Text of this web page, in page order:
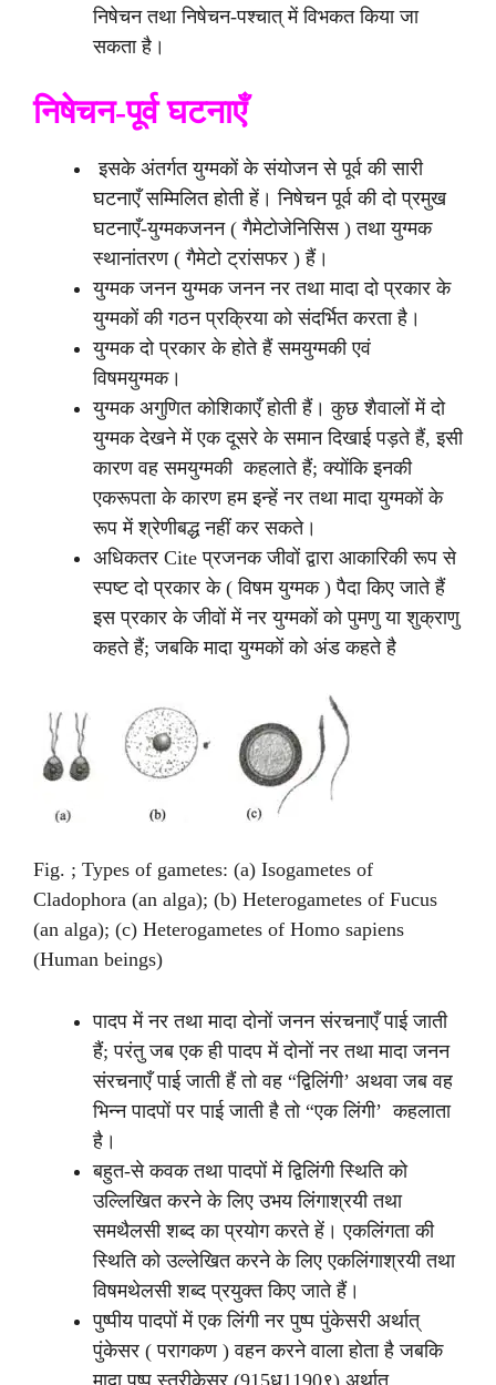
निषेचन तथा निषेचन-पश्चात्‌ में विभकत किया जा
सकता है।
निषेचन-पूर्व घटनाएँ
इसके अंतर्गत युग्मकों के संयोजन से पूर्व की सारी
घटनाएँ सम्मिलित होती हें। निषेचन पूर्व की दो प्रमुख
घटनाएँ-युग्मकजनन ( गैमेटोजेनिसिस ) तथा युग्मक
स्थानांतरण ( गैमेटो ट्रांसफर ) हैं।
युग्मक जनन युग्मक जनन नर तथा मादा दो प्रकार के
युग्मकों की गठन प्रक्रिया को संदर्भित करता है।
युग्मक दो प्रकार के होते हैं समयुग्मकी एवं
विषमयुग्मक।
युग्मक अगुणित कोशिकाएँ होती हैं। कुछ शैवालों में दो
युग्मक देखने में एक दूसरे के समान दिखाई पड़ते हैं, इसी
कारण वह समयुग्मकी कहलाते हैं; क्योंकि इनकी
एकरूपता के कारण हम इन्हें नर तथा मादा युग्मकों के
रूप में श्रेणीबद्ध नहीं कर सकते।
अधिकतर Cite प्रजनक जीवों द्वारा आकारिकी रूप से
स्पष्ट दो प्रकार के ( विषम युग्मक ) पैदा किए जाते हैं
इस प्रकार के जीवों में नर युग्मकों को पुमणु या शुक्राणु
कहते हैं; जबकि मादा युग्मकों को अंड कहते है
Fig. ; Types of gametes: (a) Isogametes of
Cladophora (an alga); (b) Heterogametes of Fucus
(an alga); (c) Heterogametes of Homo sapiens
(Human beings)
पादप में नर तथा मादा दोनों जनन संरचनाएँ पाई जाती
हैं; परंतु जब एक ही पादप में दोनों नर तथा मादा जनन
संरचनाएँ पाई जाती हैं तो वह “द्विलिंगी’ अथवा जब वह
भिन्‍न पादपों पर पाई जाती है तो “एक लिंगी’ कहलाता
है।
बहुत-से कवक तथा पादपों में द्विलिंगी स्थिति को
उल्लिखित करने के लिए उभय लिंगाश्रयी तथा
समथैलसी शब्द का प्रयोग करते हें। एकलिंगता की
स्थिति को उल्लेखित करने के लिए एकलिंगाश्रयी तथा
विषमथेलसी शब्द प्रयुक्त किए जाते हैं।
पुष्पीय पादपों में एक लिंगी नर पुष्प पुंकेसरी अर्थात्‌
पुंकेसर ( परागकण ) वहन करने वाला होता है जबकि
मादा पुष्प स्त्रीकेसर (915ध1190९) अर्थात्‌